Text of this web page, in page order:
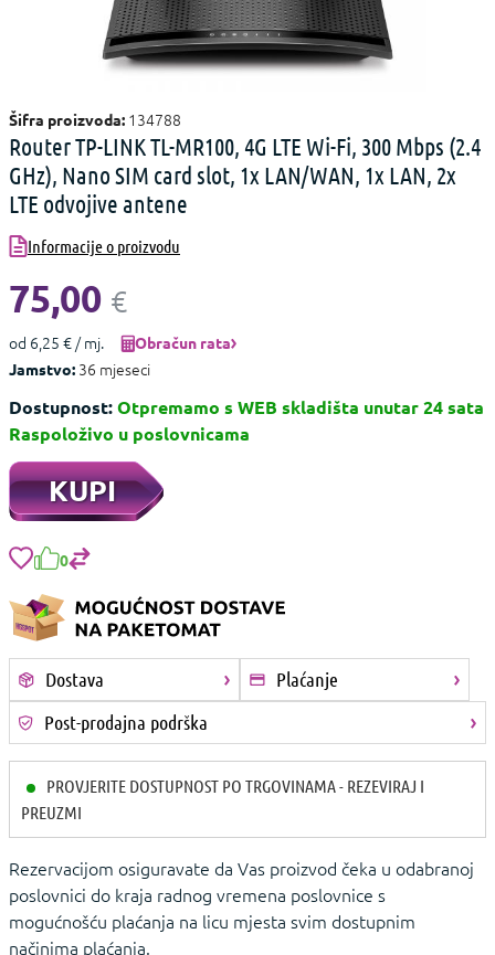
Šifra proizvoda: 134788
Router TP-LINK TL-MR100, 4G LTE Wi-Fi, 300 Mbps (2.4
GHz), Nano SIM card slot, 1x LAN/WAN, 1x LAN, 2x
LTE odvojive antene
Informacije o proizvodu
75,00 €
od 6,25 € / mj.
Obračun rata
Jamstvo: 36 mjeseci
Dostupnost:Otpremamo s WEB skladišta unutar 24 sata
Raspoloživo u poslovnicama
KUPI
0
Dostava
Plaćanje
Post-prodajna podrška
PROVJERITE DOSTUPNOST PO TRGOVINAMA - REZEVIRAJ I
PREUZMI
Rezervacijom osiguravate da Vas proizvod čeka u odabranoj
poslovnici do kraja radnog vremena poslovnice s
mogućnošću plaćanja na licu mjesta svim dostupnim
načinima plaćanja.